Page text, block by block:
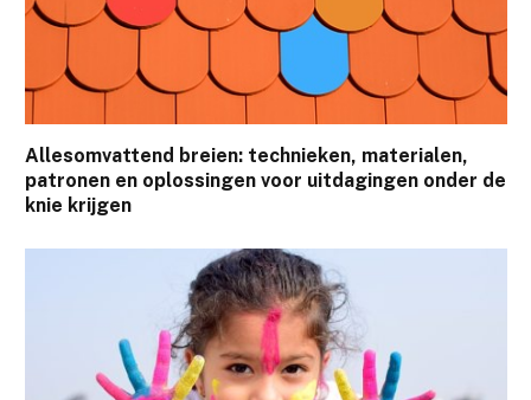
Allesomvattend breien: technieken, materialen,
patronen en oplossingen voor uitdagingen onder de
knie krijgen